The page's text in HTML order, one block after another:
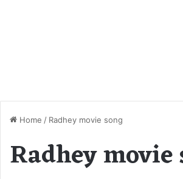
Home / Radhey movie song
Radhey movie